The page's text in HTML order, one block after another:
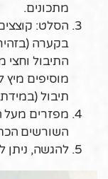
מתכונים.
הסלט:
בקערה
התיבול וחצי
מוסיפים מיץ
תיבול
מפזרים מעל
השורשים
להגשה, ניתן